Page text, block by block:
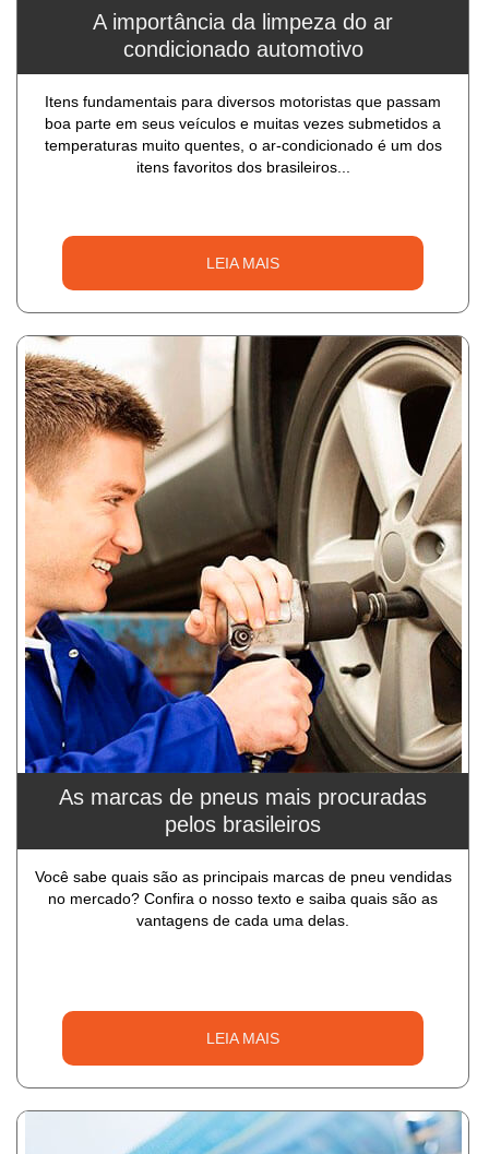
A importância da limpeza do ar
condicionado automotivo
Itens fundamentais para diversos motoristas que passam
boa parte em seus veículos e muitas vezes submetidos a
temperaturas muito quentes, o ar-condicionado é um dos
itens favoritos dos brasileiros...
LEIA MAIS
As marcas de pneus mais procuradas
pelos brasileiros
Você sabe quais são as principais marcas de pneu vendidas
no mercado? Confira o nosso texto e saiba quais são as
vantagens de cada uma delas.
LEIA MAIS